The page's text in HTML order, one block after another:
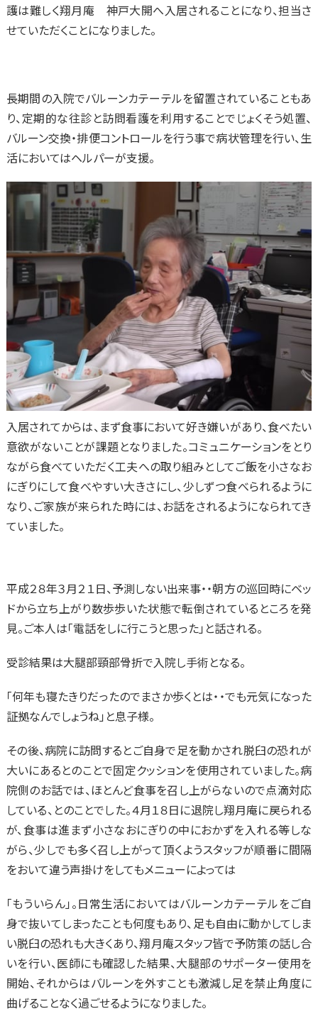
護は難しく翔月庵 神戸大開へ入居されることになり、担当さ
せていただくことになりました。
長期間の入院でバルーンカテーテルを留置されていることもあ
り、定期的な往診と訪問看護を利用することでじょくそう処置、
バルーン交換・排便コントロールを行う事で病状管理を行い、生
活においてはヘルパーが支援。
入居されてからは、まず食事において好き嫌いがあり、食べたい
意欲がないことが課題となりました。コミュニケーションをとり
ながら食べていただく工夫への取り組みとしてご飯を小さなお
にぎりにして食べやすい大きさにし、少しずつ食べられるように
なり、ご家族が来られた時には、お話をされるようになられてき
ていました。
平成２８年３月２１日、予測しない出来事・・朝方の巡回時にベッ
ドから立ち上がり数歩歩いた状態で転倒されているところを発
見。ご本人は「電話をしに行こうと思った」と話される。
受診結果は大腿部頸部骨折で入院し手術となる。
「何年も寝たきりだったのでまさか歩くとは・・でも元気になった
証拠なんでしょうね」と息子様。
その後、病院に訪問するとご自身で足を動かされ脱臼の恐れが
大いにあるとのことで固定クッションを使用されていました。病
院側のお話では、ほとんど食事を召し上がらないので点滴対応
している、とのことでした。４月１８日に退院し翔月庵に戻られる
が、食事は進まず小さなおにぎりの中におかずを入れる等しな
がら、少しでも多く召し上がって頂くようスタッフが順番に間隔
をおいて違う声掛けをしてもメニューによっては
「もういらん」。日常生活においてはバルーンカテーテルをご自
身で抜いてしまったことも何度もあり、足も自由に動かしてしま
い脱臼の恐れも大きくあり、翔月庵スタッフ皆で予防策の話し合
いを行い、医師にも確認した結果、大腿部のサポーター使用を
開始、それからはバルーンを外すことも激減し足を禁止角度に
曲げることなく過ごせるようになりました。